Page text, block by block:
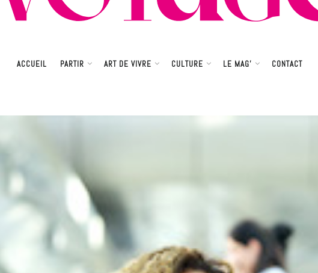
ACCUEIL PARTIR ART DE VIVRE CULTURE LE MAG’ CONTACT